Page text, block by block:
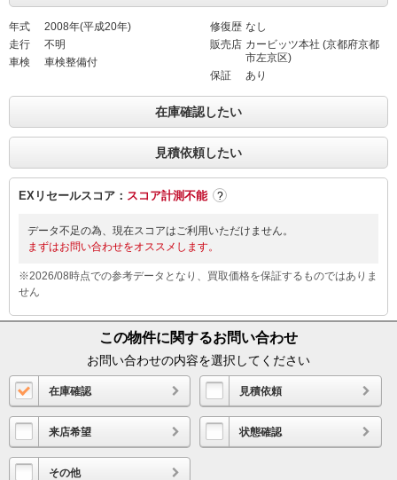
年式
2008年(平成20年)
走行
不明
車検
車検整備付
修復歴 なし
販売店 カービッツ本社 (京都府京都
市左京区)
保証
あり
在庫確認したい
見積依頼したい
EXリセールスコア： スコア計測不能 ?
データ不足の為、現在スコアはご利用いただけません。
まずはお問い合わせをオススメします。
※2026/08時点での参考データとなり、買取価格を保証するものではありま
せん
この物件に関するお問い合わせ
お問い合わせの内容を選択してください
在庫確認 見積依頼
来店希望 状態確認
その他